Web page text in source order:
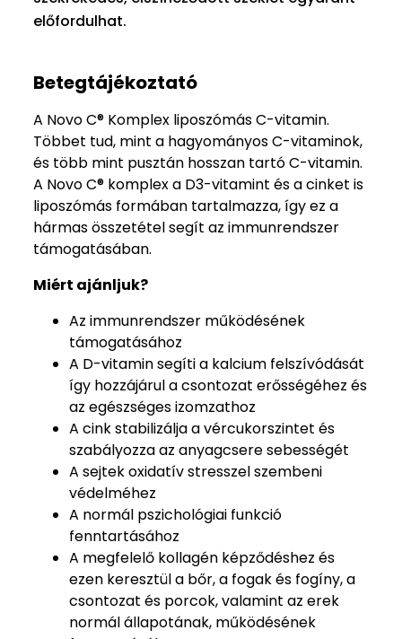
előfordulhat.
Betegtájékoztató
A Novo C® Komplex liposzómás C-vitamin.
Többet tud, mint a hagyományos C-vitaminok,
és több mint pusztán hosszan tartó C-vitamin.
A Novo C® komplex a D3-vitamint és a cinket is
liposzómás formában tartalmazza, így ez a
hármas összetétel segít az immunrendszer
támogatásában.
Miért ajánljuk?
Az immunrendszer működésének
támogatásához
A D-vitamin segíti a kalcium felszívódását
így hozzájárul a csontozat erősségéhez és
az egészséges izomzathoz
A cink stabilizálja a vércukorszintet és
szabályozza az anyagcsere sebességét
A sejtek oxidatív stresszel szembeni
védelméhez
A normál pszichológiai funkció
fenntartásához
A megfelelő kollagén képződéshez és
ezen keresztül a bőr, a fogak és fogíny, a
csontozat és porcok, valamint az erek
normál állapotának, működésének